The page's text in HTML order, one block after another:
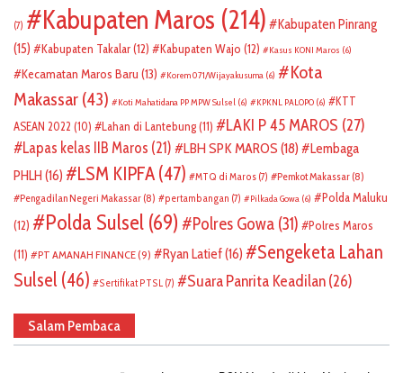
(7) Kabupaten Maros (214)
Kabupaten Pinrang
(15)
Kabupaten Takalar(12) Kabupaten Wajo (12) Kasus KONI Maros (6)
Kecamatan Maros Baru (13) Korem 071/Wijayakusuma (6)
Kota
Makassar (43) Koti Mahatidana PP MPW Sulsel (6) KPKNL PALOPO (6)
KTT
ASEAN 2022 (10) Lahan di Lantebung(11) LAKI P 45 MAROS (27)
Lapas kelas IIB Maros (21) LBH SPK MAROS (18)
Lembaga
PHLH (16) LSM KIPFA (47) MTQ di Maros (7) Pemkot Makassar (8)
Pengadilan Negeri Makassar (8) pertambangan (7) Pilkada Gowa (6)
Polda Maluku
(12)
Polda Sulsel (69) Polres Gowa (31)
Polres Maros
(11)
PT AMANAH FINANCE(9) Ryan Latief(16)
Sengeketa Lahan
Sulsel (46) Sertifikat PTSL (7) Suara Panrita Keadilan(26)
Salam Pembaca